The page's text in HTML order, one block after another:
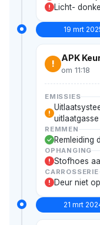
! Licht-
19 mrt
!
APK
om 11:18
EMISSIES
!
uitlaatgasse
REMMEN
Remleiding
OPHANGING
! Stofhoes
CARROSSERIE
! Deur niet
21 mrt